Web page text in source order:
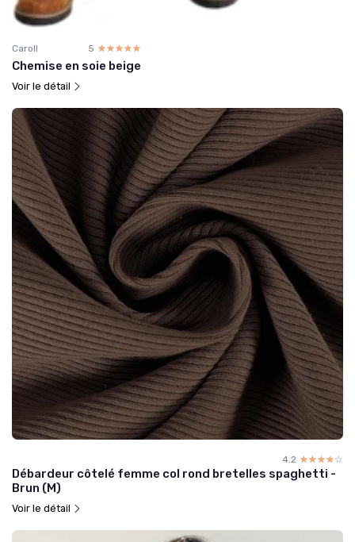
Caroll 5 ☆☆☆☆☆
★★★★★
Chemise en soie beige
Voir le détail
4.2 ☆☆☆☆☆
★★★★★
Débardeur côtelé femme col rond bretelles spaghetti -
Brun (M)
Voir le détail